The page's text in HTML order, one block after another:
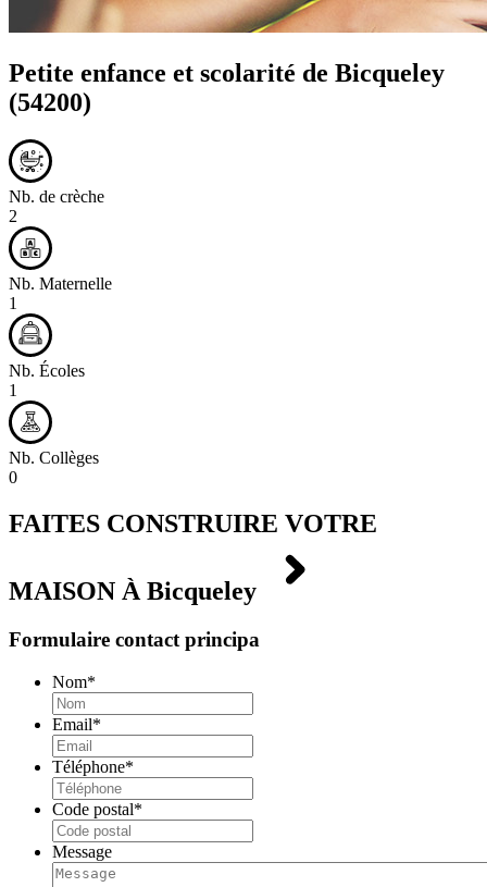
Petite enfance et scolarité de Bicqueley
(54200)
Nb. de crèche
2
Nb. Maternelle
1
Nb. Écoles
1
Nb. Collèges
0
FAITES CONSTRUIRE VOTRE
MAISON À Bicqueley
Formulaire contact principa
Nom*
Email*
Téléphone*
Code postal*
Message